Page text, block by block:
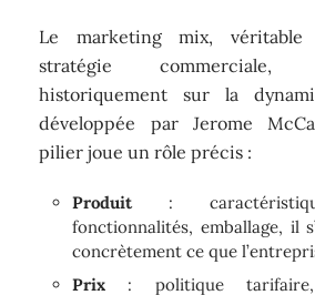
Le marketing mix,
stratégie
historiquement sur la
développée par Jerome
pilier joue un rôle précis :
Produit:
fonctionnalités, emballage, il
concrètement ce que
Prix : politique tarifaire,